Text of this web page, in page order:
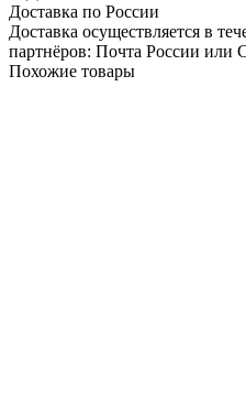
Доставка по России
Доставка осуществляется в
партнёров: Почта России или
Похожие товары